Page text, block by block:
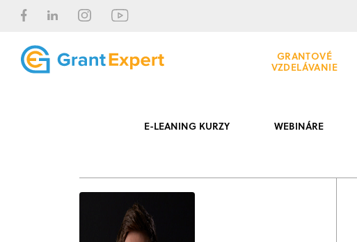
GRANTOVÉ
VZDELÁVANIE
E-LEANING KURZY WEBINÁRE